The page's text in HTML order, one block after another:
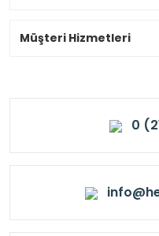
Müşteri Hizmetleri
0